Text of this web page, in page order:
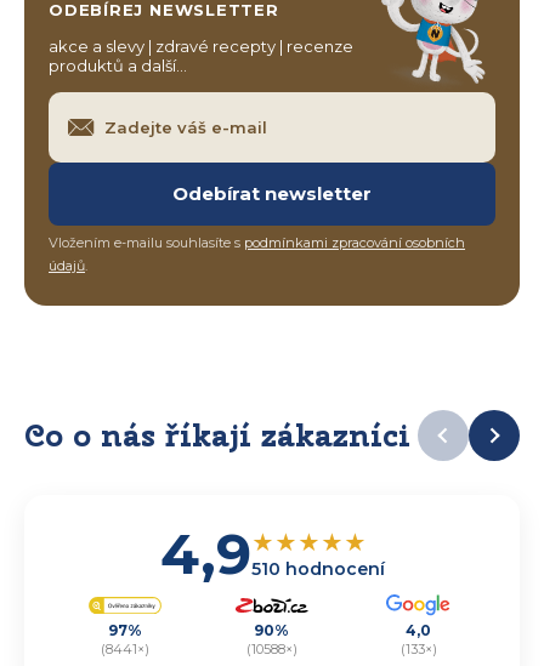
ODEBÍREJ NEWSLETTER
akce a slevy | zdravé recepty | recenze
produktů a další…
Odebírat newsletter
Vložením e-mailu souhlasíte s podmínkami zpracování osobních
údajů.
Co o nás říkají zákazníci
4,9★★★★★
510 hodnocení
97%
(8441×)
90%
(10588×)
4,0
(133×)